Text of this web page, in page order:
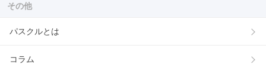
その他
パスクルとは
コラム